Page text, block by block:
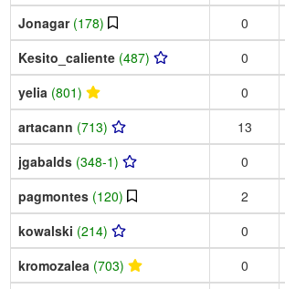
Jonagar (178) 0
Kesito_caliente (487) 0
yelia (801) 0
artacann (713) 13
jgabalds (348-1) 0
pagmontes (120) 2
kowalski (214) 0
kromozalea (703) 0